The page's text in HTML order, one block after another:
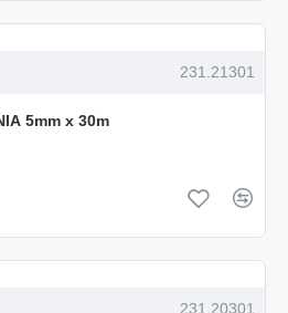
231.21301
5mm x 30m
231.20301